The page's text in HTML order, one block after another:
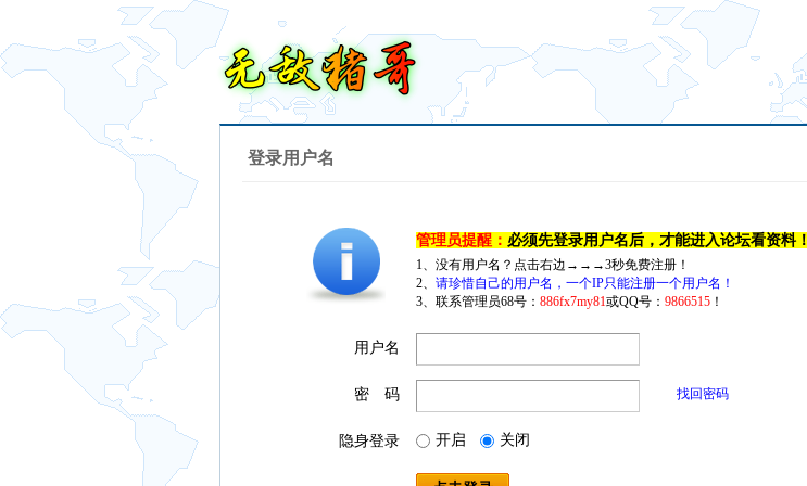
登录用户名
管理员提醒： 必须先登录用户名后，才能进入论坛看资料！
1、没有用户名？点击右边→→→3秒免费注册！
2、 请珍惜自己的用户名，一个IP只能注册一个用户名！
3、联系管理员68号： 886fx7my81或QQ号： 9866515！
用户名
密 码 找回密码
隐身登录 开启 关闭